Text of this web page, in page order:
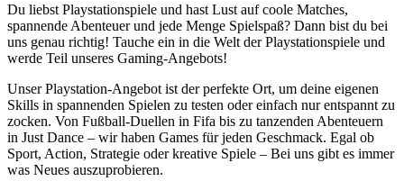
Du liebst Playstationspiele und hast Lust auf coole Matches,
spannende Abenteuer und jede Menge Spielspaß? Dann bist du bei
uns genau richtig! Tauche ein in die Welt der Playstationspiele und
werde Teil unseres Gaming-Angebots!
Unser Playstation-Angebot ist der perfekte Ort, um deine eigenen
Skills in spannenden Spielen zu testen oder einfach nur entspannt zu
zocken. Von Fußball-Duellen in Fifa bis zu tanzenden Abenteuern
in Just Dance – wir haben Games für jeden Geschmack. Egal ob
Sport, Action, Strategie oder kreative Spiele – Bei uns gibt es immer
was Neues auszuprobieren.